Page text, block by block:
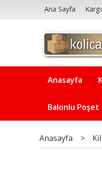
Ana Sayfa
Anasayfa
Balonlu Poşet
Anasayfa >